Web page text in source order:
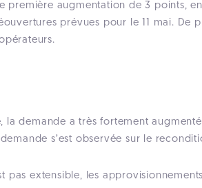
première augmentation de 3 points,
prévues pour le 11 mai. De
la demande a très fortement
s’est observée sur le
pas extensible, les